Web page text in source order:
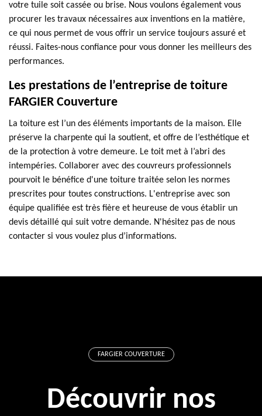
votre tuile soit cassée ou brise. Nous voulons également vous
procurer les travaux nécessaires aux inventions en la matière,
ce qui nous permet de vous offrir un service toujours assuré et
réussi. Faites-nous confiance pour vous donner les meilleurs des
performances.
Les prestations de l’entreprise de toiture
FARGIER Couverture
La toiture est l’un des éléments importants de la maison. Elle
préserve la charpente qui la soutient, et offre de l’esthétique et
de la protection à votre demeure. Le toit met à l’abri des
intempéries. Collaborer avec des couvreurs professionnels
pourvoit le bénéfice d'une toiture traitée selon les normes
prescrites pour toutes constructions. L'entreprise avec son
équipe qualifiée est très fière et heureuse de vous établir un
devis détaillé qui suit votre demande. N'hésitez pas de nous
contacter si vous voulez plus d’informations.
FARGIER COUVERTURE
Découvrir nos